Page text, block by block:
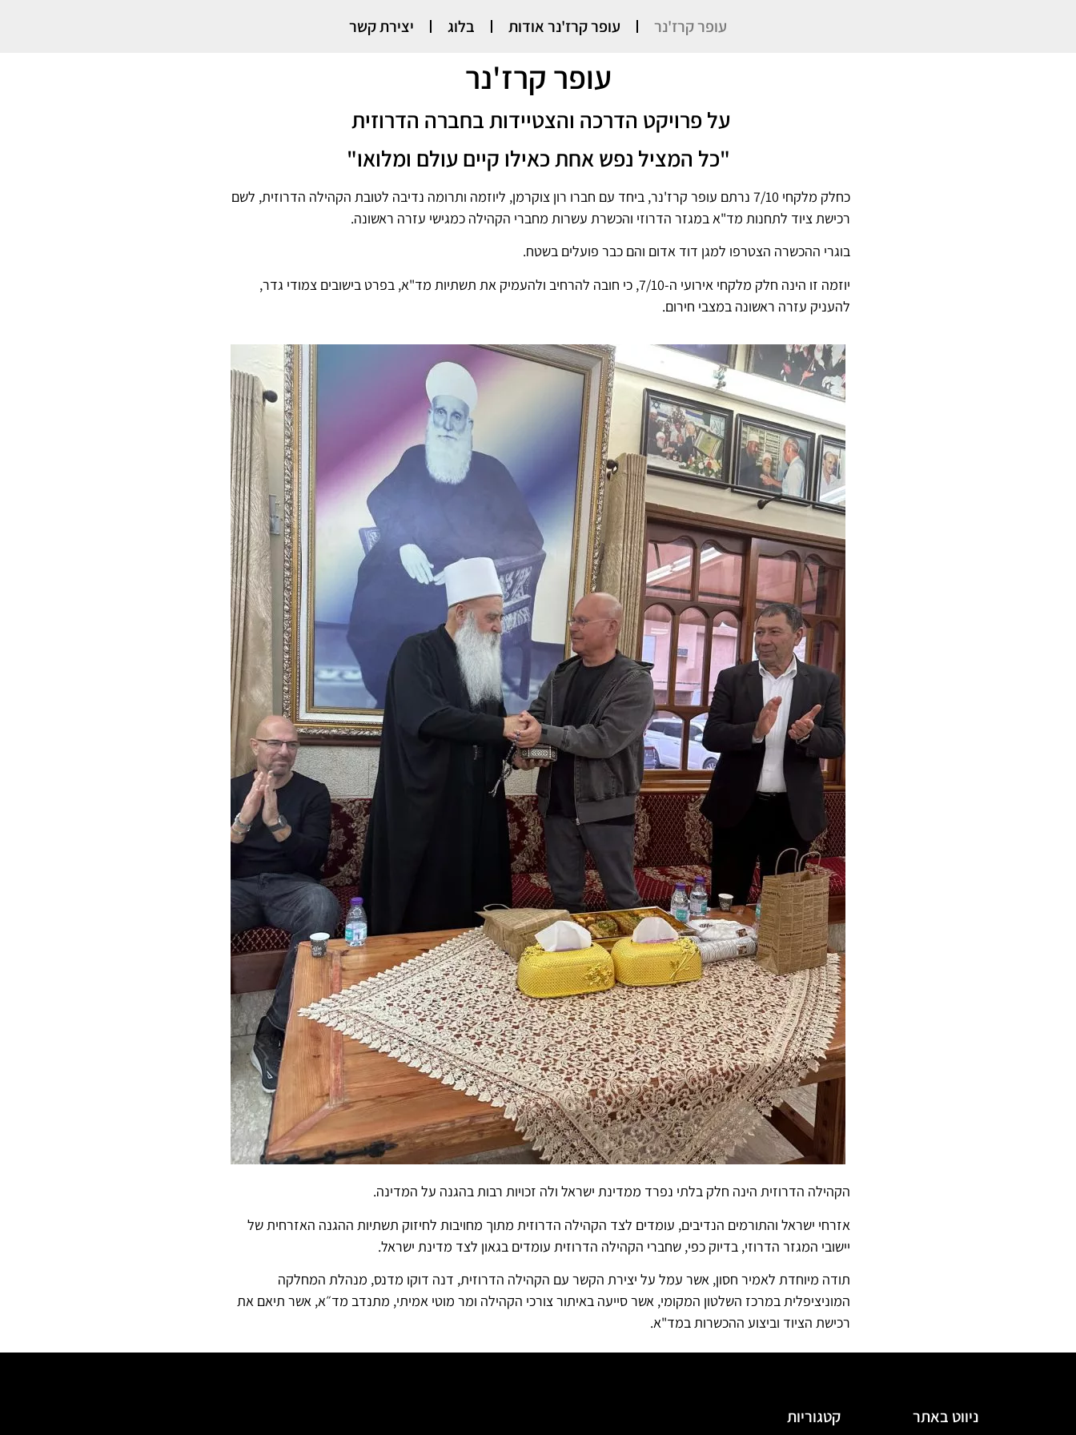
עופר קרז'נר עופר קרז'נר אודות בלוג יצירת קשר
עופר קרז'נר
על פרויקט הדרכה והצטיידות בחברה הדרוזית
"כל המציל נפש אחת כאילו קיים עולם ומלואו"
כחלק מלקחי 7/10 נרתם עופר קרז'נר, ביחד עם חברו רון צוקרמן, ליוזמה ותרומה נדיבה לטובת הקהילה הדרוזית, לשם
רכישת ציוד לתחנות מד"א במגזר הדרוזי והכשרת עשרות מחברי הקהילה כמגישי עזרה ראשונה.
בוגרי ההכשרה הצטרפו למגן דוד אדום והם כבר פועלים בשטח.
יוזמה זו הינה חלק מלקחי אירועי ה-7/10, כי חובה להרחיב ולהעמיק את תשתיות מד"א, בפרט בישובים צמודי גדר,
להעניק עזרה ראשונה במצבי חירום.
הקהילה הדרוזית הינה חלק בלתי נפרד ממדינת ישראל ולה זכויות רבות בהגנה על המדינה.
אזרחי ישראל והתורמים הנדיבים, עומדים לצד הקהילה הדרוזית מתוך מחויבות לחיזוק תשתיות ההגנה האזרחית של
יישובי המגזר הדרוזי, בדיוק כפי, שחברי הקהילה הדרוזית עומדים בגאון לצד מדינת ישראל.
תודה מיוחדת לאמיר חסון, אשר עמל על יצירת הקשר עם הקהילה הדרוזית, דנה דוקו מדנס, מנהלת המחלקה
המוניציפלית במרכז השלטון המקומי, אשר סייעה באיתור צורכי הקהילה ומר מוטי אמיתי, מתנדב מד״א, אשר תיאם את
רכישת הציוד וביצוע ההכשרות במד"א.
ניווט באתר קטגוריות